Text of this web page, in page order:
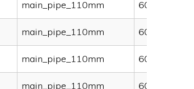
main_pipe_110mm 60000
main_pipe_110mm 60000
main_pipe_110mm 60000
main_pipe_110mm 60000